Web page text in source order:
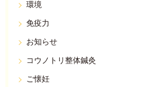
環境
免疫力
お知らせ
コウノトリ整体鍼灸
ご懐妊